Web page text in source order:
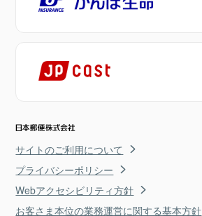
サイトのご利用について
プライバシーポリシー
Webアクセシビリティ方針
お客さま本位の業務運営に関する基本方針